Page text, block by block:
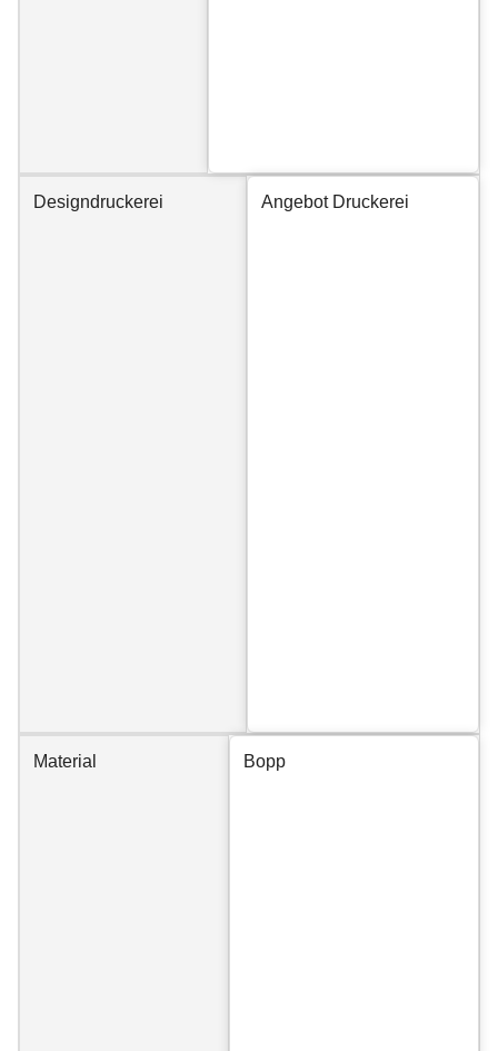
Designdruckerei Angebot Druckerei
Material Bopp